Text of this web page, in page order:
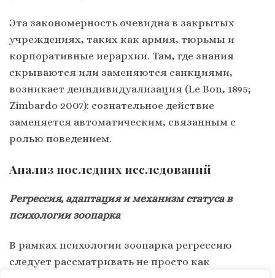
Эта закономерность очевидна в закрытых
учреждениях, таких как армия, тюрьмы и
корпоративные иерархии. Там, где знания
скрываются или заменяются санкциями,
возникает деиндивидуализация (Le Bon, 1895;
Zimbardo 2007): сознательное действие
заменяется автоматическим, связанным с
ролью поведением.
Анализ последних исследований
Регрессия, адаптация и механизм статуса в
психологии зоопарка
В рамках психологии зоопарка регрессию
следует рассматривать не просто как